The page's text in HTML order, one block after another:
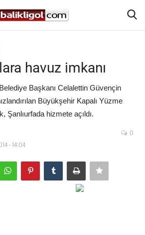
havuz imkanı
Başkanı Celalettin Güvençin
Büyükşehir Kapalı Yüzme
hizmete açıldı.
- 14:04
0